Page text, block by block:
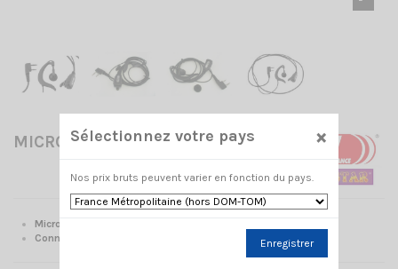
MICRO OREILLETTE CRT PRO K
Micro-oreillette CRT
Connectique CRT type K
Sélectionnez votre pays ×
Nos prix bruts peuvent varier en fonction du pays.
Enregistrer